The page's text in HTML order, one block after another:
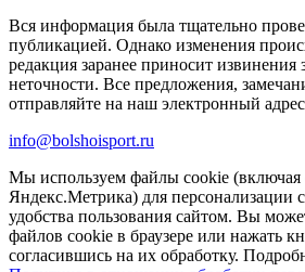
Вся информация была тщательно
публикацией. Однако изменения
редакция заранее приносит извинения
неточности. Все предложения,
отправляйте на наш электронный
info@bolshoisport.ru
Мы используем файлы cookie (включая
Яндекс.Метрика) для персонализации
удобства пользования сайтом. Вы
файлов cookie в браузере или нажать
согласившись на их обработку.